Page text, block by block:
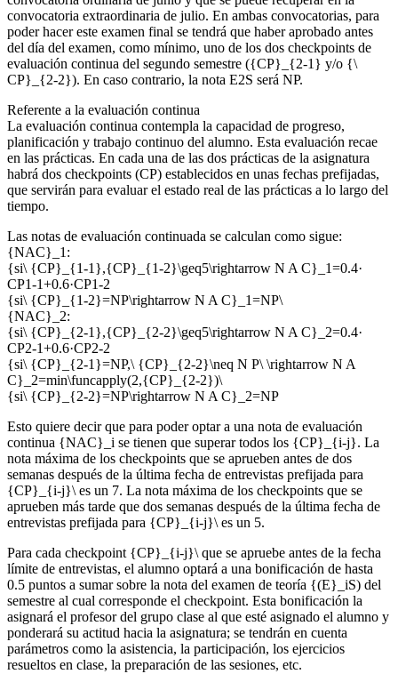
convocatoria extraordinaria de julio. En ambas convocatorias, para
poder hacer este examen final se tendrá que haber aprobado antes
del día del examen, como mínimo, uno de los dos checkpoints de
evaluación continua del segundo semestre ({CP}_{2-1} y/o {\
CP}_{2-2}). En caso contrario, la nota E2S será NP.
Referente a la evaluación continua
La evaluación continua contempla la capacidad de progreso,
planificación y trabajo continuo del alumno. Esta evaluación recae
en las prácticas. En cada una de las dos prácticas de la asignatura
habrá dos checkpoints (CP) establecidos en unas fechas prefijadas,
que servirán para evaluar el estado real de las prácticas a lo largo del
tiempo.
Las notas de evaluación continuada se calculan como sigue:
{NAC}_1:
{si\ {CP}_{1-1},{CP}_{1-2}\geq5\rightarrow N A C}_1=0.4·
CP1-1+0.6·CP1-2
{si\ {CP}_{1-2}=NP\rightarrow N A C}_1=NP\
{NAC}_2:
{si\ {CP}_{2-1},{CP}_{2-2}\geq5\rightarrow N A C}_2=0.4·
CP2-1+0.6·CP2-2
{si\ {CP}_{2-1}=NP,\ {CP}_{2-2}\neq N P\ \rightarrow N A
C}_2=min\funcapply(2,{CP}_{2-2})\
{si\ {CP}_{2-2}=NP\rightarrow N A C}_2=NP
Esto quiere decir que para poder optar a una nota de evaluación
continua {NAC}_i se tienen que superar todos los {CP}_{i-j}. La
nota máxima de los checkpoints que se aprueben antes de dos
semanas después de la última fecha de entrevistas prefijada para
{CP}_{i-j}\ es un 7. La nota máxima de los checkpoints que se
aprueben más tarde que dos semanas después de la última fecha de
entrevistas prefijada para {CP}_{i-j}\ es un 5.
Para cada checkpoint {CP}_{i-j}\ que se apruebe antes de la fecha
límite de entrevistas, el alumno optará a una bonificación de hasta
0.5 puntos a sumar sobre la nota del examen de teoría {(E}_iS) del
semestre al cual corresponde el checkpoint. Esta bonificación la
asignará el profesor del grupo clase al que esté asignado el alumno y
ponderará su actitud hacia la asignatura; se tendrán en cuenta
parámetros como la asistencia, la participación, los ejercicios
resueltos en clase, la preparación de las sesiones, etc.